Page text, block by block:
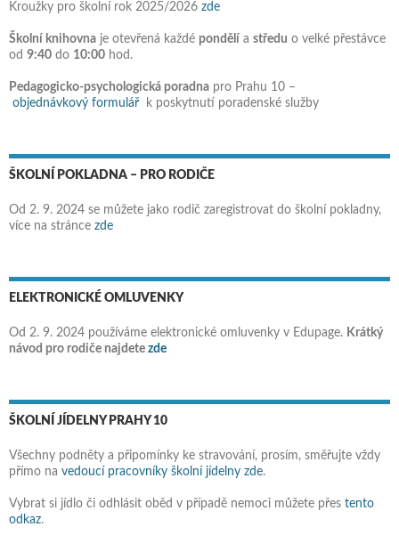
Kroužky pro školní rok 2025/2026 zde
Školní knihovna je otevřená každé pondělí a středu o velké přestávce
od 9:40 do 10:00 hod.
Pedagogicko-psychologická poradna pro Prahu 10 –
objednávkový formulář k poskytnutí poradenské služby
ŠKOLNÍ POKLADNA – PRO RODIČE
Od 2. 9. 2024 se můžete jako rodič zaregistrovat do školní pokladny,
více na stránce zde
ELEKTRONICKÉ OMLUVENKY
Od 2. 9. 2024 používáme elektronické omluvenky v Edupage. Krátký
návod pro rodiče najdete zde
ŠKOLNÍ JÍDELNY PRAHY 10
Všechny podněty a připomínky ke stravování, prosím, směřujte vždy
přímo na vedoucí pracovníky školní jídelny zde.
Vybrat si jídlo či odhlásit oběd v případě nemoci můžete přes tento
odkaz.